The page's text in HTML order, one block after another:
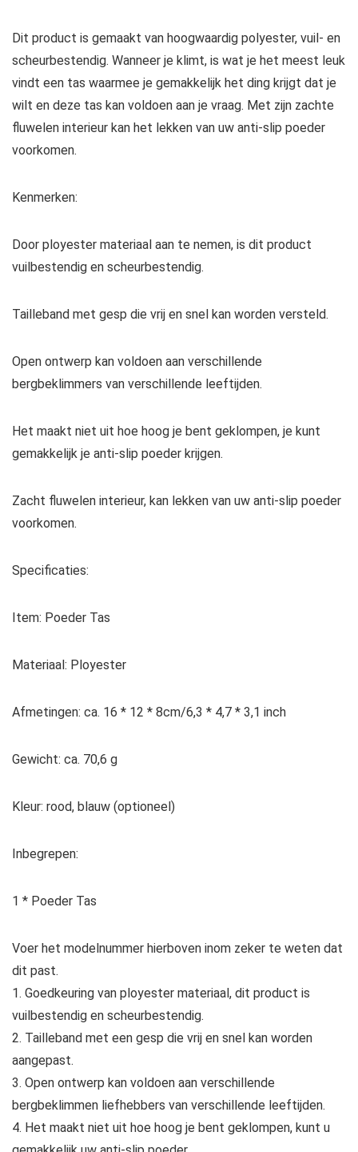
Dit product is gemaakt van hoogwaardig polyester, vuil- en
scheurbestendig. Wanneer je klimt, is wat je het meest leuk
vindt een tas waarmee je gemakkelijk het ding krijgt dat je
wilt en deze tas kan voldoen aan je vraag. Met zijn zachte
fluwelen interieur kan het lekken van uw anti-slip poeder
voorkomen.
Kenmerken:
Door ployester materiaal aan te nemen, is dit product
vuilbestendig en scheurbestendig.
Tailleband met gesp die vrij en snel kan worden versteld.
Open ontwerp kan voldoen aan verschillende
bergbeklimmers van verschillende leeftijden.
Het maakt niet uit hoe hoog je bent geklompen, je kunt
gemakkelijk je anti-slip poeder krijgen.
Zacht fluwelen interieur, kan lekken van uw anti-slip poeder
voorkomen.
Specificaties:
Item: Poeder Tas
Materiaal: Ployester
Afmetingen: ca. 16 * 12 * 8cm/6,3 * 4,7 * 3,1 inch
Gewicht: ca. 70,6 g
Kleur: rood, blauw (optioneel)
Inbegrepen:
1 * Poeder Tas
Voer het modelnummer hierboven inom zeker te weten dat
dit past.
1. Goedkeuring van ployester materiaal, dit product is
vuilbestendig en scheurbestendig.
2. Tailleband met een gesp die vrij en snel kan worden
aangepast.
3. Open ontwerp kan voldoen aan verschillende
bergbeklimmen liefhebbers van verschillende leeftijden.
4. Het maakt niet uit hoe hoog je bent geklompen, kunt u